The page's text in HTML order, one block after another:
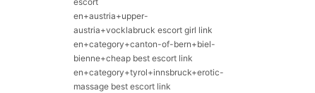
en+austria+upper-
austria+vocklabruck escort girl link
en+category+canton-of-bern+biel-
bienne+cheap best escort link
en+category+tyrol+innsbruck+erotic-
massage best escort link